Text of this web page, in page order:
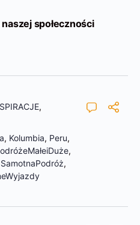
naszej społeczności
,
, Kolumbia, Peru,
,
SamotnaPodróż,